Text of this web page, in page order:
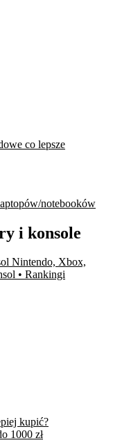
co lepsze
i konsole
kupić?
1000 zł